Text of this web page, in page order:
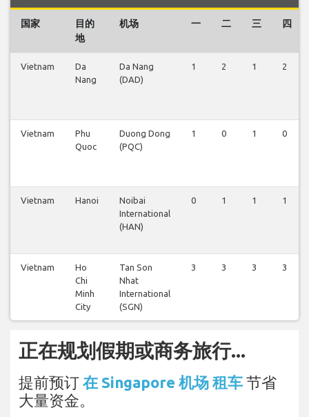
国家
目的
地
机场 一 二 三 四
Vietnam
Da
Nang
Da Nang
(DAD)
1 2 1 2
Vietnam
Phu
Quoc
Duong Dong
(PQC)
1 0 1 0
Vietnam Hanoi
Noibai
International
(HAN)
0 1 1 1
Vietnam
Ho
Chi
Minh
City
Tan Son
Nhat
International
(SGN)
3 3 3 3
正在规划假期或商务旅行...
提前预订 在 Singapore 机场 租车 节省
大量资金。